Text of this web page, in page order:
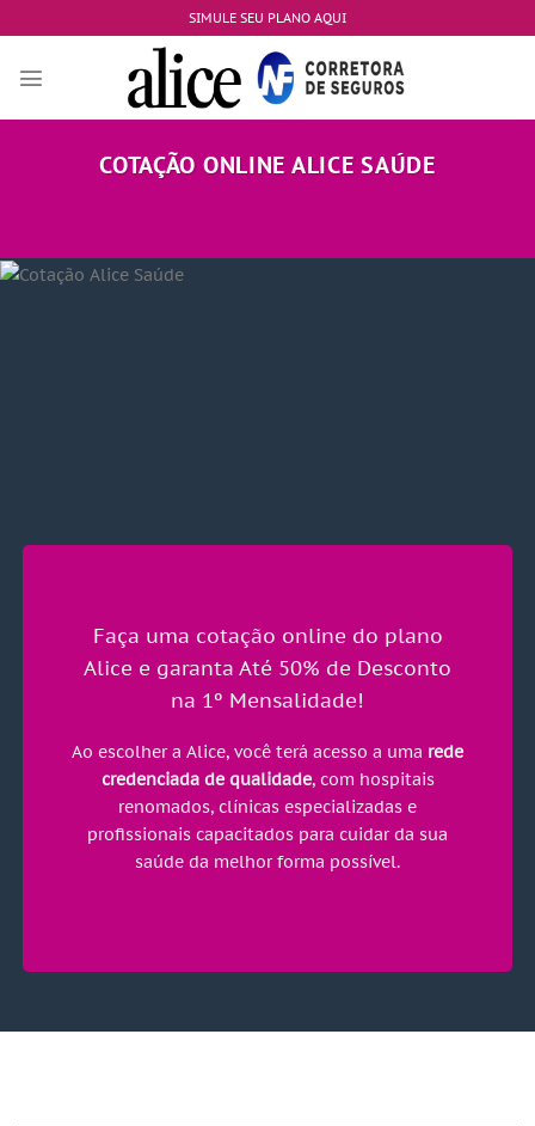
to
content
SIMULE SEU PLANO AQUI
COTAÇÃO ONLINE ALICE SAÚDE
Faça uma cotação online do plano
Alice e garanta Até 50% de Desconto
na 1º Mensalidade!
Ao escolher a Alice, você terá acesso a uma rede
credenciada de qualidade, com hospitais
renomados, clínicas especializadas e
profissionais capacitados para cuidar da sua
saúde da melhor forma possível.